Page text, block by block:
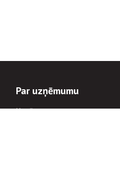
Par uzņēmumu
Uzņēmums